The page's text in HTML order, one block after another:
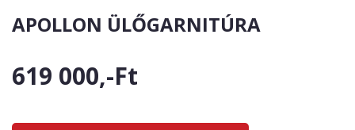
APOLLON ÜLŐGARNITÚRA
619 000,-Ft